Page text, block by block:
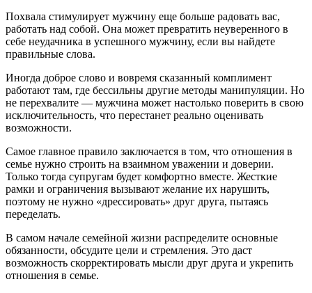
Похвала стимулирует мужчину еще больше радовать вас,
работать над собой. Она может превратить неуверенного в
себе неудачника в успешного мужчину, если вы найдете
правильные слова.
Иногда доброе слово и вовремя сказанный комплимент
работают там, где бессильны другие методы манипуляции. Но
не перехвалите — мужчина может настолько поверить в свою
исключительность, что перестанет реально оценивать
возможности.
Самое главное правило заключается в том, что отношения в
семье нужно строить на взаимном уважении и доверии.
Только тогда супругам будет комфортно вместе. Жесткие
рамки и ограничения вызывают желание их нарушить,
поэтому не нужно «дрессировать» друг друга, пытаясь
переделать.
В самом начале семейной жизни распределите основные
обязанности, обсудите цели и стремления. Это даст
возможность скорректировать мысли друг друга и укрепить
отношения в семье.